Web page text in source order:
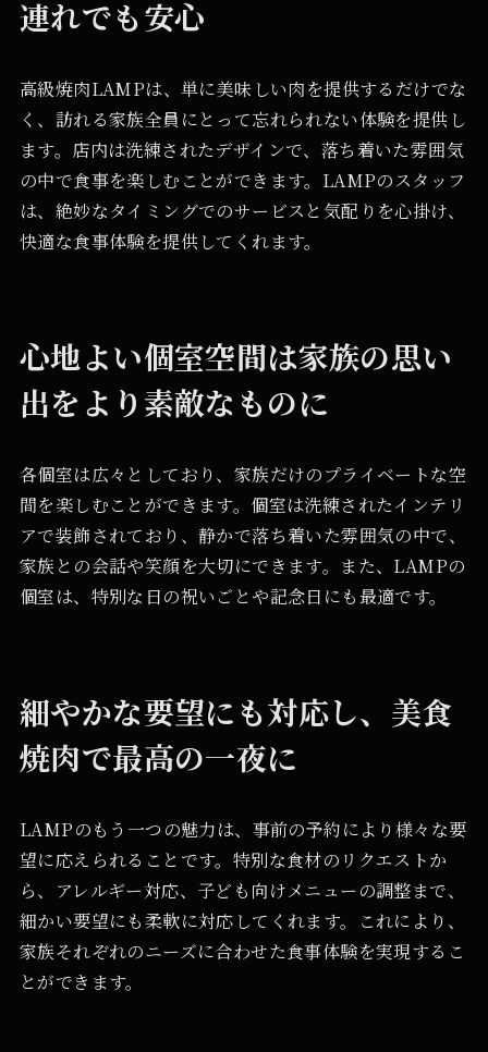
連れでも安心
高級焼肉LAMPは、単に美味しい肉を提供するだけでな
く、訪れる家族全員にとって忘れられない体験を提供し
ます。店内は洗練されたデザインで、落ち着いた雰囲気
の中で食事を楽しむことができます。LAMPのスタッフ
は、絶妙なタイミングでのサービスと気配りを心掛け、
快適な食事体験を提供してくれます。
心地よい個室空間は家族の思い
出をより素敵なものに
各個室は広々としており、家族だけのプライベートな空
間を楽しむことができます。個室は洗練されたインテリ
アで装飾されており、静かで落ち着いた雰囲気の中で、
家族との会話や笑顔を大切にできます。また、LAMPの
個室は、特別な日の祝いごとや記念日にも最適です。
細やかな要望にも対応し、美食
焼肉で最高の一夜に
LAMPのもう一つの魅力は、事前の予約により様々な要
望に応えられることです。特別な食材のリクエストか
ら、アレルギー対応、子ども向けメニューの調整まで、
細かい要望にも柔軟に対応してくれます。これにより、
家族それぞれのニーズに合わせた食事体験を実現するこ
とができます。